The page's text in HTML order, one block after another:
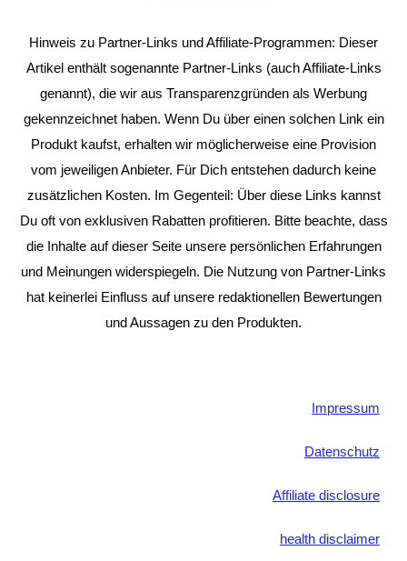
Hinweis zu Partner-Links und Affiliate-Programmen: Dieser
Artikel enthält sogenannte Partner-Links (auch Affiliate-Links
genannt), die wir aus Transparenzgründen als Werbung
gekennzeichnet haben. Wenn Du über einen solchen Link ein
Produkt kaufst, erhalten wir möglicherweise eine Provision
vom jeweiligen Anbieter. Für Dich entstehen dadurch keine
zusätzlichen Kosten. Im Gegenteil: Über diese Links kannst
Du oft von exklusiven Rabatten profitieren. Bitte beachte, dass
die Inhalte auf dieser Seite unsere persönlichen Erfahrungen
und Meinungen widerspiegeln. Die Nutzung von Partner-Links
hat keinerlei Einfluss auf unsere redaktionellen Bewertungen
und Aussagen zu den Produkten.
Impressum
Datenschutz
Affiliate disclosure
health disclaimer